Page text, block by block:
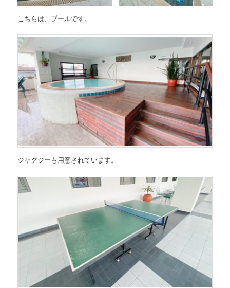
こちらは、プールです。
ジャグジーも用意されています。